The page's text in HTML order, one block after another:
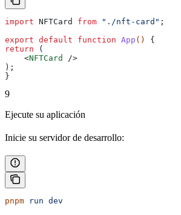
import NFTCard from "./nft-card" ;
export default function App () {
return (
    <
NFTCard
/>
);
}
9
Ejecute su aplicación
Inicie su servidor de desarrollo:
pnpm run dev